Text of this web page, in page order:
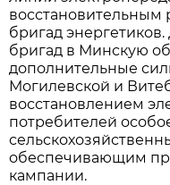
восстановительным
бригад
бригад в Минскую
дополнительные
Могилевской и
восстановлением
потребителей
обеспечивающим
кампании.